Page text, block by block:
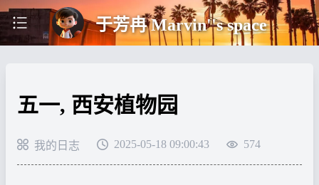
于芳冉 Marvin''s space
五一, 西安植物园
我的日志 2025-05-18 09:00:43 574